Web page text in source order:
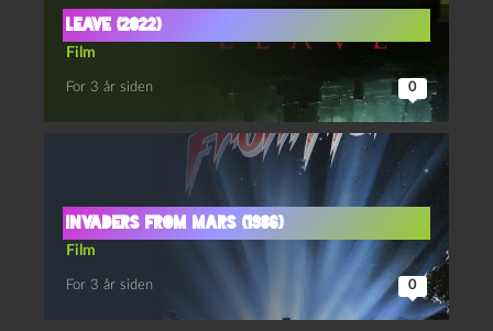
Leave (2022)
Film
For 3 år siden 0
Invaders from Mars (1986)
Film
For 3 år siden 0